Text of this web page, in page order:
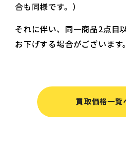
合も同様です。）
それに伴い、同一商品2点目
お下げする場合がございます。
買取価格一覧